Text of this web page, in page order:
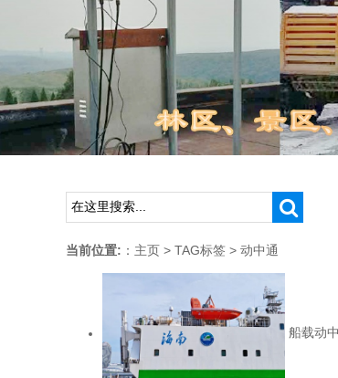
当前位置: ： 主页 > TAG标签 > 动中通
船载动